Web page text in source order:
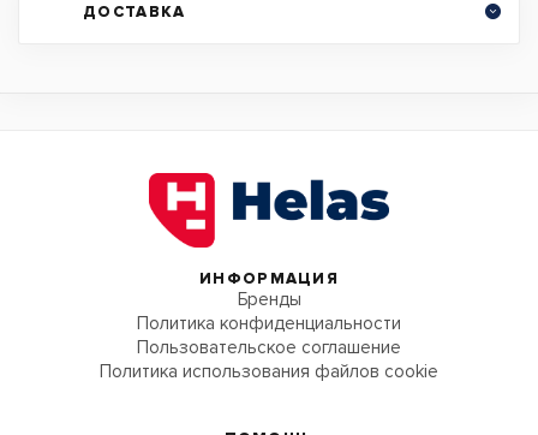
ДОСТАВКА
ИНФОРМАЦИЯ
Бренды
Политика конфиденциальности
Пользовательское соглашение
Политика использования файлов cookie